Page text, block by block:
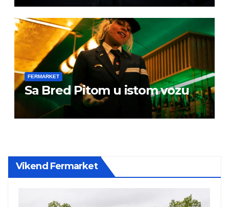
FERMARKET
Sa Bred Pitom u istom vozu
Vikend Fermarket